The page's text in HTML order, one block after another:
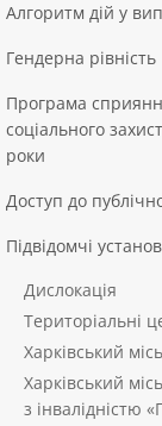
Алгоритм дій у
Гендерна рівність
Програма
соціального
роки
Доступ до
Підвідомчі
Дислокація
Територіальні
Харківський
Харківський
з інвалідністю